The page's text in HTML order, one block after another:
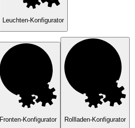
Leuchten-Konfigurator
Fronten-Konfigurator Rollladen-Konfigurator